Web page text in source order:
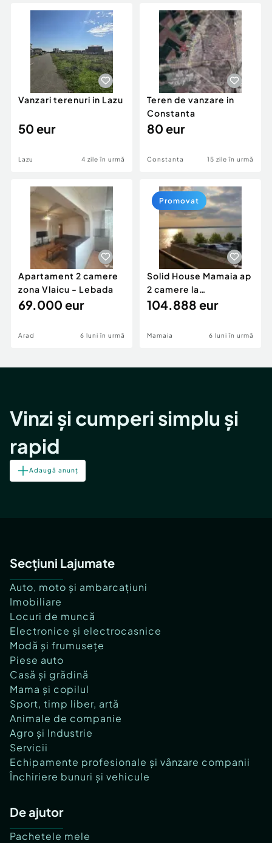
Animale de companie
Afaceri și echipamente profesionale
Inchiriere Bunuri si Vehicule
Utilaje agricole si industriale
Piese auto si accesorii
Dacia Duster
Vanzari terenuri in Lazu
50 eur
Lazu 4 zile în urmă
Teren de vanzare in
Constanta
80 eur
Constanta 15 zile în urmă
Apartament 2 camere
zona Vlaicu - Lebada
69.000 eur
Arad 6 luni în urmă
Solid House Mamaia ap
2 camere la
cheie,langa Mega
104.888 eur
Mamaia 6 luni în urmă
Promovat
Vinzi și cumperi simplu și
rapid
Adaugă anunț
Secțiuni Lajumate
Auto, moto și ambarcațiuni
Imobiliare
Locuri de muncă
Electronice și electrocasnice
Modă și frumusețe
Piese auto
Casă și grădină
Mama și copilul
Sport, timp liber, artă
Animale de companie
Agro și Industrie
Servicii
Echipamente profesionale și vânzare companii
Închiriere bunuri și vehicule
De ajutor
Pachetele mele